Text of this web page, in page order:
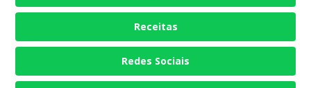
Receitas
Redes Sociais